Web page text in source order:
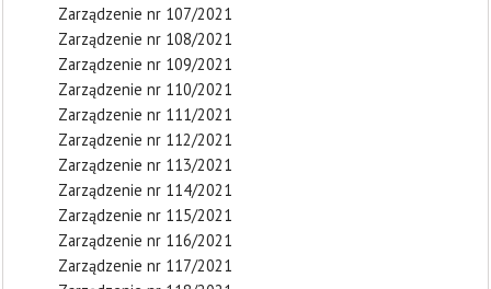
Zarządzenie nr 107/2021
Zarządzenie nr 108/2021
Zarządzenie nr 109/2021
Zarządzenie nr 110/2021
Zarządzenie nr 111/2021
Zarządzenie nr 112/2021
Zarządzenie nr 113/2021
Zarządzenie nr 114/2021
Zarządzenie nr 115/2021
Zarządzenie nr 116/2021
Zarządzenie nr 117/2021